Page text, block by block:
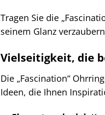
Tragen Sie die
seinem Glanz
Vielseitigkeit, die
Die „Fascination“
Ideen, die Ihnen